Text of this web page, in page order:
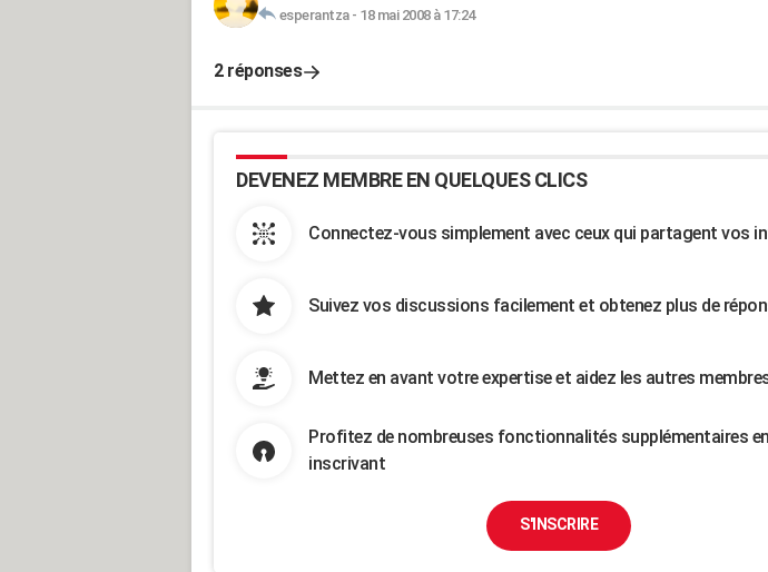
esperantza- 18 mai 2008 à 17:24
2 réponses
DEVENEZ MEMBRE EN QUELQUES CLICS
Connectez-vous simplement avec ceux qui partagent vos
Suivez vos discussions facilement et obtenez plus de
Mettez en avant votre expertise et aidez les autres
Profitez de nombreuses fonctionnalités supplémentaires
inscrivant
S'INSCRIRE